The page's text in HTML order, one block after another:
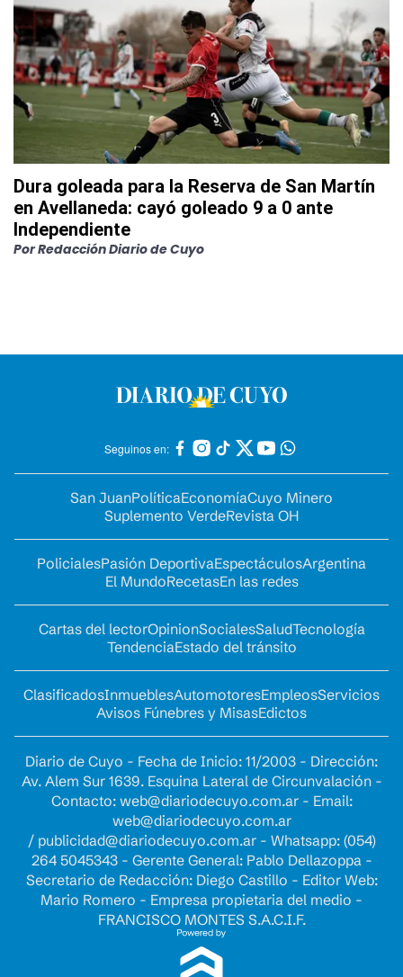
Dura goleada para la Reserva de San Martín
en Avellaneda: cayó goleado 9 a 0 ante
Independiente
PorRedacción Diario de Cuyo
Seguinos en:
San JuanPolíticaEconomíaCuyo Minero
Suplemento VerdeRevista OH
PolicialesPasión DeportivaEspectáculosArgentina
El MundoRecetasEn las redes
Cartas del lectorOpinionSocialesSaludTecnología
TendenciaEstado del tránsito
ClasificadosInmueblesAutomotoresEmpleosServicios
Avisos Fúnebres y MisasEdictos
Diario de Cuyo - Fecha de Inicio: 11/2003 - Dirección:
Av. Alem Sur 1639. Esquina Lateral de Circunvalación -
Contacto: web@diariodecuyo.com.ar- Email:
web@diariodecuyo.com.ar
/ publicidad@diariodecuyo.com.ar- Whatsapp: (054)
264 5045343 - Gerente General: Pablo Dellazoppa -
Secretario de Redacción: Diego Castillo - Editor Web:
Mario Romero - Empresa propietaria del medio -
FRANCISCO MONTES S.A.C.I.F.